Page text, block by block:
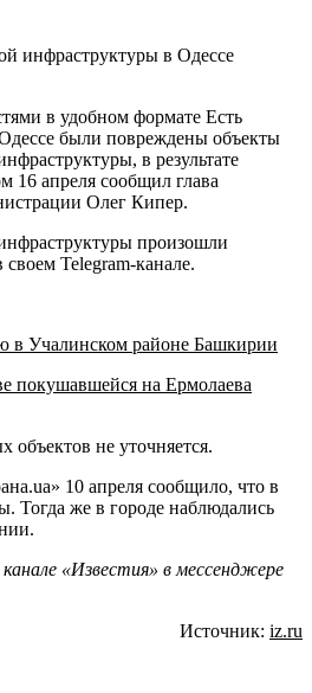
в удобном формате Есть
были повреждены объекты
в результате
16 апреля сообщил глава
Олег Кипер.
произошли
Telegram-канале.
в Учалинском районе Башкирии
покушавшейся на Ермолаева
объектов не уточняется.
10 апреля сообщило, что в
Тогда же в городе наблюдались
«Известия» в мессенджере
Источник: iz.ru